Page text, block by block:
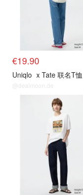
€19.90
Uniqlo x Tate 联名T恤
@dealmoon.de